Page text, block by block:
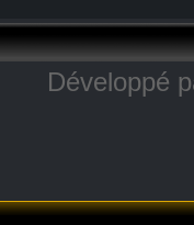
Développé